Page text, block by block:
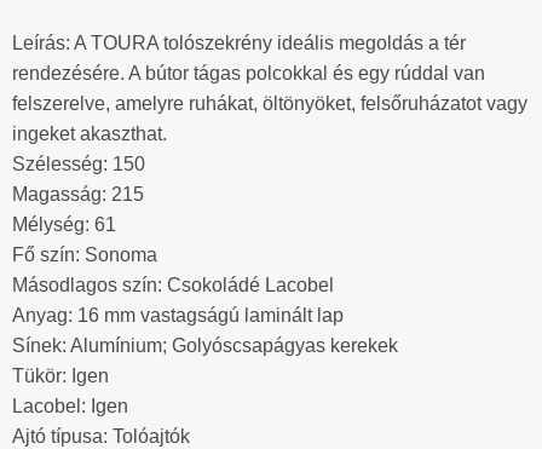
Leírás: A TOURA tolószekrény ideális megoldás a tér
rendezésére. A bútor tágas polcokkal és egy rúddal van
felszerelve, amelyre ruhákat, öltönyöket, felsőruházatot vagy
ingeket akaszthat.
Szélesség: 150
Magasság: 215
Mélység: 61
Fő szín: Sonoma
Másodlagos szín: Csokoládé Lacobel
Anyag: 16 mm vastagságú laminált lap
Sínek: Alumínium; Golyóscsapágyas kerekek
Tükör: Igen
Lacobel: Igen
Ajtó típusa: Tolóajtók